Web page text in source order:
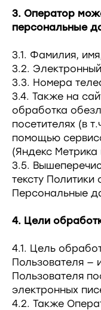
3. Оператор
персональные
3.1. Фамилия,
3.2.
3.3. Номера
3.4. Также на
обработка
посетителях (в
помощью
(Яндекс Метрика
3.5.
тексту
Персональные
4. Цели
4.1. Цель
Пользователя
Пользователя
электронных
4.2. Также